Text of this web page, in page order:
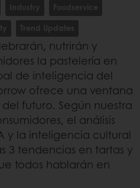
Industry
Foodservice
Trend Updates
nutrirán y
la pastelería en
de inteligencia del
ofrece una ventana
futuro. Según nuestra
el análisis
y la inteligencia cultural
3 tendencias en tartas y
todos hablarán en